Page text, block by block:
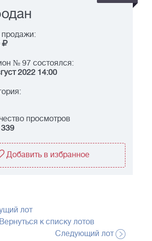
№ 97 состоялся:
2022 14:00
просмотров
339
Добавить в избранное
лот
Вернуться к списку лотов
Следующий лот